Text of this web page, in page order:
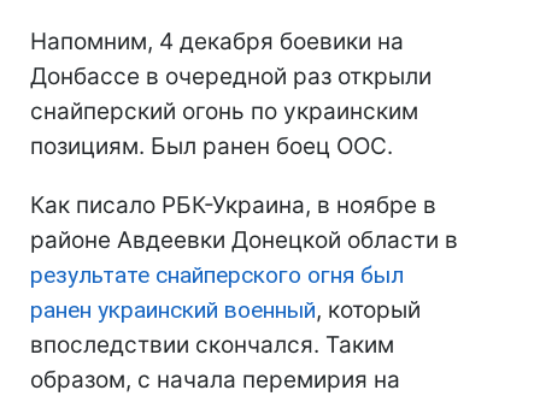
Напомним, 4 декабря боевики на
Донбассе в очередной раз открыли
снайперский огонь по украинским
позициям. Был ранен боец ООС.
Как писало РБК-Украина, в ноябре в
районе Авдеевки Донецкой области в
результате снайперского огня был
ранен украинский военный, который
впоследствии скончался. Таким
образом, с начала перемирия на